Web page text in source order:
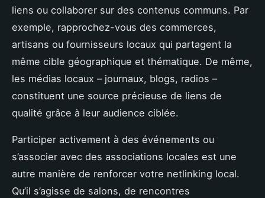
liens ou collaborer sur des contenus communs. Par
exemple, rapprochez-vous des commerces,
artisans ou fournisseurs locaux qui partagent la
même cible géographique et thématique. De même,
les médias locaux – journaux, blogs, radios –
constituent une source précieuse de liens de
qualité grâce à leur audience ciblée.
Participer activement à des événements ou
s’associer avec des associations locales est une
autre manière de renforcer votre netlinking local.
Qu’il s’agisse de salons, de rencontres